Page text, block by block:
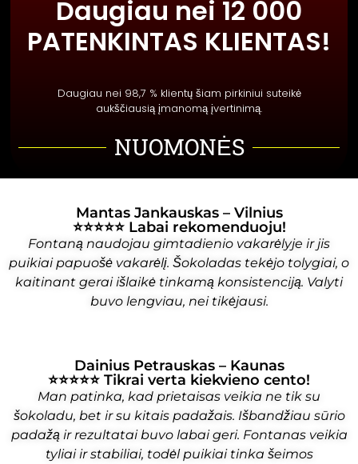
Daugiau nei 12 000
PATENKINTAS KLIENTAS!
Daugiau nei 98,7 % klientų šiam pirkiniui suteikė
aukščiausią įmanomą įvertinimą.
NUOMONĖS
Mantas Jankauskas – Vilnius
⭐⭐⭐⭐⭐ Labai rekomenduoju!
Fontaną naudojau gimtadienio vakarėlyje ir jis
puikiai papuošė vakarėlį. Šokoladas tekėjo tolygiai, o
kaitinant gerai išlaikė tinkamą konsistenciją. Valyti
buvo lengviau, nei tikėjausi.
Dainius Petrauskas – Kaunas
⭐⭐⭐⭐⭐ Tikrai verta kiekvieno cento!
Man patinka, kad prietaisas veikia ne tik su
šokoladu, bet ir su kitais padažais. Išbandžiau sūrio
padažą ir rezultatai buvo labai geri. Fontanas veikia
tyliai ir stabiliai, todėl puikiai tinka šeimos